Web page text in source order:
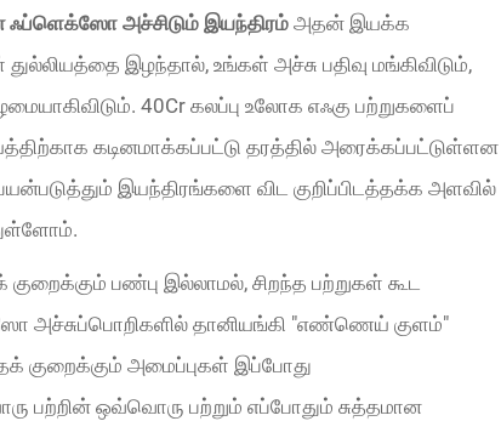
ஃப்ளெக்ஸோ அச்சிடும் இயந்திரம் அதன் இயக்க
இழந்தால், உங்கள் அச்சு பதிவு மங்கிவிடும்,
40Cr கலப்பு உலோக எஃகு பற்றுகளைப்
கடினமாக்கப்பட்டு தரத்தில் அரைக்கப்பட்டுள்ளன
இயந்திரங்களை விட குறிப்பிடத்தக்க அளவில்
பண்பு இல்லாமல், சிறந்த பற்றுகள் கூட
அச்சுப்பொறிகளில் தானியங்கி "எண்ணெய் குளம்"
குறைக்கும் அமைப்புகள் இப்போது
பற்றின் ஒவ்வொரு பற்றும் எப்போதும் சுத்தமான